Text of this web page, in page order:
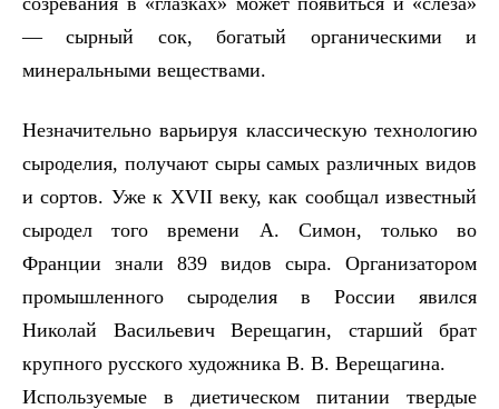
— сырный сок, богатый органическими и
минеральными веществами.
Незначительно варьируя классическую технологию
сыроделия, получают сыры самых различных видов
и сортов. Уже к XVIIвеку, как сообщал известный
сыродел того времени А. Симон, только во
Франции знали 839 видов сыра. Организатором
промышленного сыроделия в России явился
Николай Васильевич Верещагин, старший брат
крупного русского художника В. В. Верещагина.
Используемые в диетическом питании твердые